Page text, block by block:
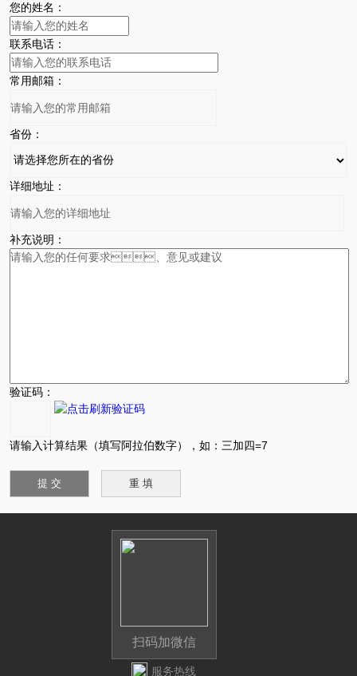
您的姓名：
联系电话：
常用邮箱：
省份：
详细地址：
补充说明：
验证码：
请输入计算结果（填写阿拉伯数字），如：三加四=7
扫码加微信
服务热线